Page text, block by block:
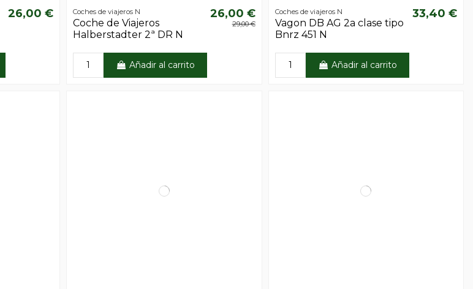
26,00 € Coches de viajeros N
Coche de Viajeros
Halberstadter 2ª DR N
26,00 €
29,00 €
Añadir al carrito
Coches de viajeros N
Vagon DB AG 2a clase tipo
Bnrz 451 N
33,40 €
Añadir al carrito